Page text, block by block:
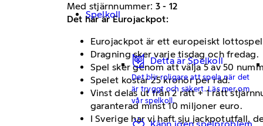
Spelkoll
Detta är Spelkoll
Det blir roligare att spela när det
är tryggt och säkert. Läs mer om
vår spelkoll.
Känn igen spelproblem
Med stjärnnummer: 3 - 12
Det här är Eurojackpot:
Eurojackpot är ett europeiskt
Dragning sker varje tisdag och fredag.
Spel sker genom att välja 5 av 50
Spelet kostar 25 kronor per rad.
Vinst delas ut från 2 rätt + 1 rätt
garanterad minst 10 miljoner euro.
I Sverige har vi haft sju jackpotutfall,